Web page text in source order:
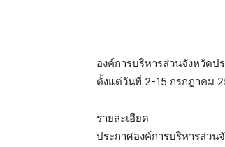
องค์การบริหารส่วนจังหวัดป
ตั้งแต่วันที่ 2-15 กรกฎาคม
รายละเอียด
ประกาศองค์การบริหารส่วน